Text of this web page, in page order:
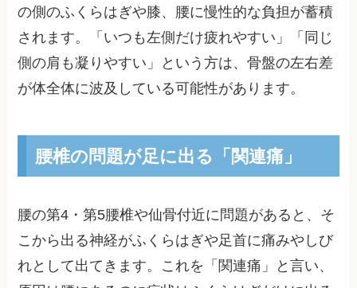
の側のふくらはぎや膝、腰に慢性的な負担が蓄積
されます。「いつも左側だけ疲れやすい」「同じ
側の肩も凝りやすい」という方は、骨盤の左右差
が体全体に波及している可能性があります。
腰椎の問題が足に出る「関連痛」
腰の第4・第5腰椎や仙骨付近に問題があると、そ
こから出る神経がふくらはぎや足首に痛みやしび
れとして出てきます。これを「関連痛」と言い、